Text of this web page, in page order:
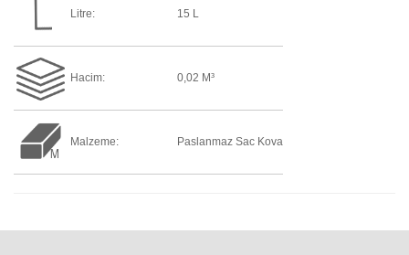
Litre: 15 L
Hacim: 0,02 M³
Malzeme: Paslanmaz Sac Kova